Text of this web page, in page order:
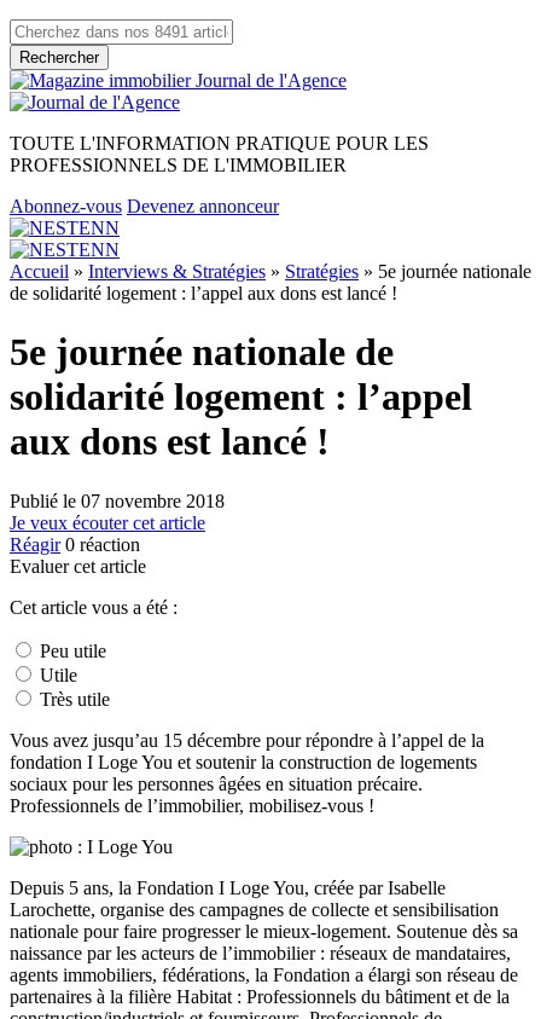
Rechercher
TOUTE L'INFORMATION PRATIQUE POUR LES
PROFESSIONNELS DE L'IMMOBILIER
Abonnez-vous Devenez annonceur
Accueil » Interviews & Stratégies » Stratégies » 5e journée nationale
de solidarité logement : l’appel aux dons est lancé !
5e journée nationale de
solidarité logement : l’appel
aux dons est lancé !
Publié le 07 novembre 2018
Je veux écouter cet article
Réagir 0 réaction
Evaluer cet article
Cet article vous a été :
Peu utile
Utile
Très utile
Vous avez jusqu’au 15 décembre pour répondre à l’appel de la
fondation I Loge You et soutenir la construction de logements
sociaux pour les personnes âgées en situation précaire.
Professionnels de l’immobilier, mobilisez-vous !
Depuis 5 ans, la Fondation I Loge You, créée par Isabelle
Larochette, organise des campagnes de collecte et sensibilisation
nationale pour faire progresser le mieux-logement. Soutenue dès sa
naissance par les acteurs de l’immobilier : réseaux de mandataires,
agents immobiliers, fédérations, la Fondation a élargi son réseau de
partenaires à la filière Habitat : Professionnels du bâtiment et de la